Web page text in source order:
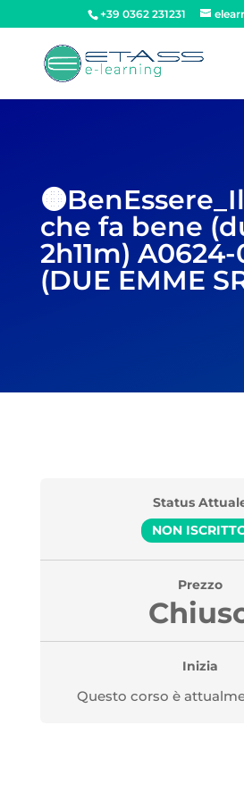
+39 0362 231231
che fa bene
2h11m) A0624-
(DUE EMME
Status
NON
Prezzo
Inizia
Questo corso è